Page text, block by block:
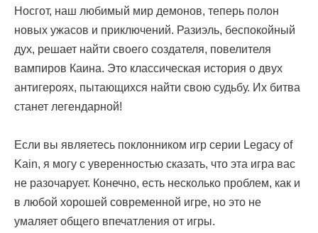
Носгот, наш любимый мир демонов, теперь полон
новых ужасов и приключений. Разиэль, беспокойный
дух, решает найти своего создателя, повелителя
вампиров Каина. Это классическая история о двух
антигероях, пытающихся найти свою судьбу. Их битва
станет легендарной!
Если вы являетесь поклонником игр серии Legacy of
Kain, я могу с уверенностью сказать, что эта игра вас
не разочарует. Конечно, есть несколько проблем, как и
в любой хорошей современной игре, но это не
умаляет общего впечатления от игры.